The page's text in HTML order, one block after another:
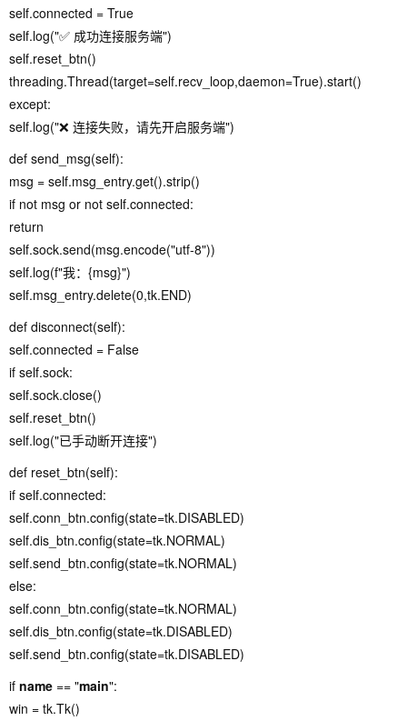
self.connected = True
self.log("✅ 成功连接服务端")
self.reset_btn()
threading.Thread(target=self.recv_loop,daemon=True).start()
except:
self.log("❌ 连接失败，请先开启服务端")
def send_msg(self):
msg = self.msg_entry.get().strip()
if not msg or not self.connected:
return
self.sock.send(msg.encode("utf-8"))
self.log(f"我：{msg}")
self.msg_entry.delete(0,tk.END)
def disconnect(self):
self.connected = False
if self.sock:
self.sock.close()
self.reset_btn()
self.log("已手动断开连接")
def reset_btn(self):
if self.connected:
self.conn_btn.config(state=tk.DISABLED)
self.dis_btn.config(state=tk.NORMAL)
self.send_btn.config(state=tk.NORMAL)
else:
self.conn_btn.config(state=tk.NORMAL)
self.dis_btn.config(state=tk.DISABLED)
self.send_btn.config(state=tk.DISABLED)
if name == "main":
win = tk.Tk()